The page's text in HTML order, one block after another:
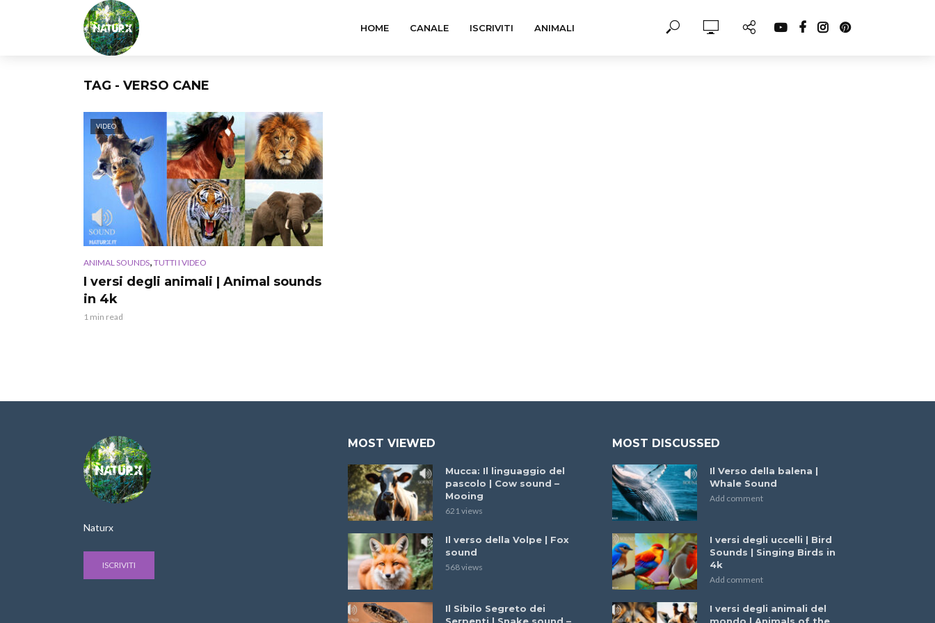
HOME CANALE ISCRIVITI ANIMALI
TAG - VERSO CANE
VIDEO
ANIMAL SOUNDS, TUTTI I VIDEO
I versi degli animali | Animal sounds
in 4k
1 min read
Naturx
ISCRIVITI
MOST VIEWED
Mucca: Il linguaggio del
pascolo | Cow sound –
Mooing
621 views
Il verso della Volpe | Fox
sound
568 views
Il Sibilo Segreto dei
MOST DISCUSSED
Il Verso della balena |
Whale Sound
Add comment
I versi degli uccelli | Bird
Sounds | Singing Birds in
4k
Add comment
I versi degli animali del